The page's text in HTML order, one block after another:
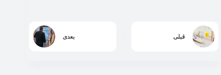
قبلی بعدی